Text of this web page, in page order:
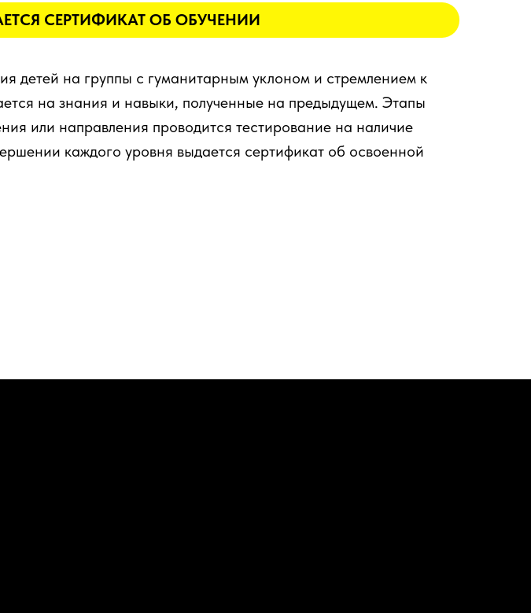
СЕРТИФИКАТ ОБ ОБУЧЕНИИ
детей на группы с гуманитарным уклоном и стремлением к
на знания и навыки, полученные на предыдущем. Этапы
или направления проводится тестирование на наличие
каждого уровня выдается сертификат об освоенной